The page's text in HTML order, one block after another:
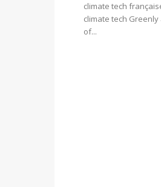
climate tech
climate tech Greenly
of...